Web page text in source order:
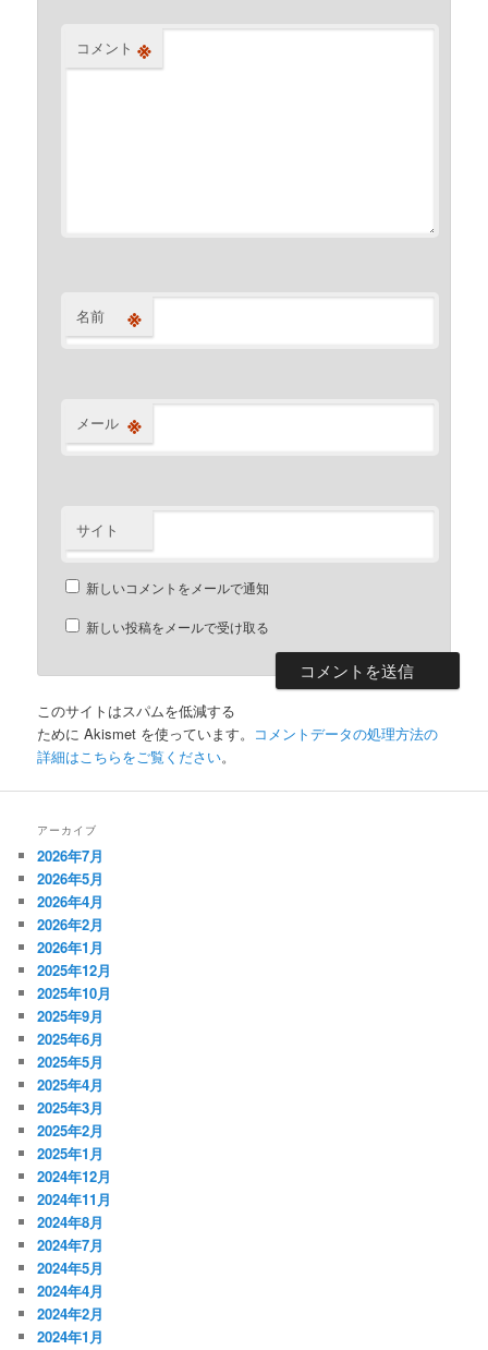
コメント ※
名前 ※
メール ※
サイト
新しいコメントをメールで通知
新しい投稿をメールで受け取る
このサイトはスパムを低減する
ために Akismet を使っています。 コメントデータの処理方法の
詳細はこちらをご覧ください。
アーカイブ
2026年7月
2026年5月
2026年4月
2026年2月
2026年1月
2025年12月
2025年10月
2025年9月
2025年6月
2025年5月
2025年4月
2025年3月
2025年2月
2025年1月
2024年12月
2024年11月
2024年8月
2024年7月
2024年5月
2024年4月
2024年2月
2024年1月